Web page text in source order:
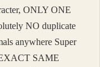
ONLY ONE
NO duplicate
anywhere Super
SAME